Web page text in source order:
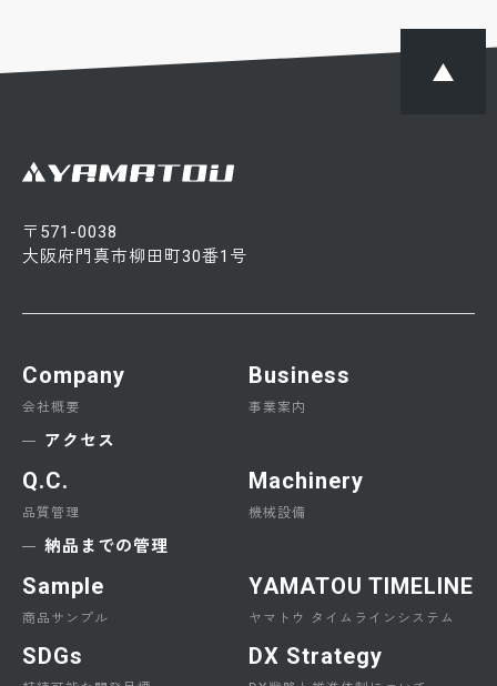
〒571-0038
大阪府門真市柳田町30番1号
Company
会社概要
アクセス
Business
事業案内
Q.C.
品質管理
納品までの管理
Machinery
機械設備
Sample
商品サンプル
YAMATOU TIMELINE
ヤマトウ タイムラインシステム
SDGs DX Strategy